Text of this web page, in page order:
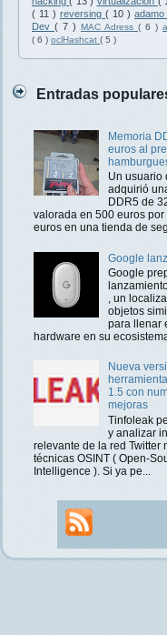
( 11 ) reversing ( 10 ) adamo
Dev ( 7 ) MAC Adress ( 6 )
( 6 ) oclHashcat ( 5 )
Entradas
Memoria
euros al
Un usuario
adquirió
DDR5 de
valorada en 500 euros
euros en una tienda de
Google
Google
, un
objetos
para llenar
hardware en su
Nueva
1.5 con
mejoras
Tinfoleak
y analizar
relevante de la red Twitter
técnicas OSINT ( Open-
Intelligence ). Si ya pe...